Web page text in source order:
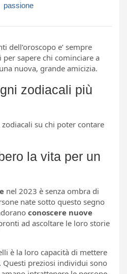
passione
dell’oroscopo e’ sempre
sapere chi cominciare a
nuova, grande amicizia.
zodiacali più
su chi poter contare
la vita per un
nel 2023 è senza ombra di
nate sotto questo segno
conoscere nuove
ad ascoltare le loro storie
è la loro capacità di mettere
preziosi individui sono